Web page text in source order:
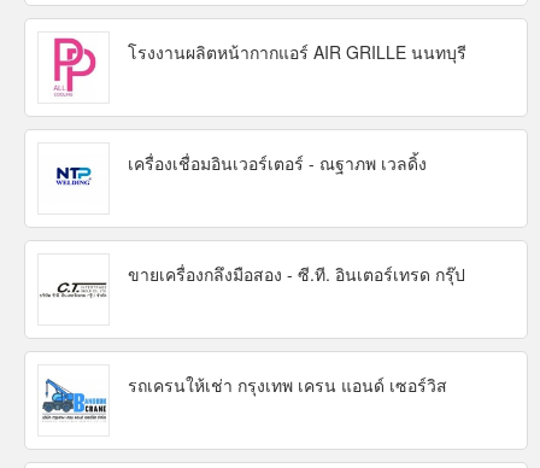
โรงงานผลิตหน้ากากแอร์ AIR GRILLE นนทบุรี
เครื่องเชื่อมอินเวอร์เตอร์ - ณฐาภพ เวลดิ้ง
ขายเครื่องกลึงมือสอง - ซี.ที. อินเตอร์เทรด กรุ๊ป
รถเครนให้เช่า กรุงเทพ เครน แอนด์ เซอร์วิส